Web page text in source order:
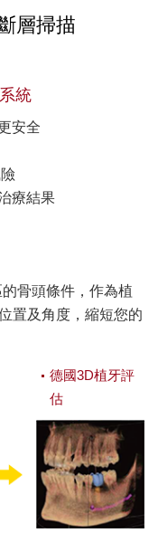
層掃描
統
安全
療結果
骨頭條件，作為植
置及角度，縮短您的
德國3D植牙評
估